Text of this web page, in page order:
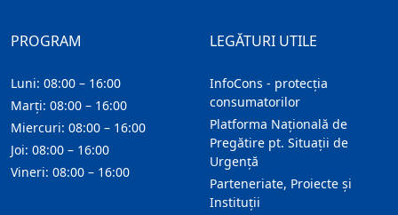
LEGĂTURI UTILE
InfoCons - protecția
consumatorilor
Platforma Națională de
Pregătire pt. Situații de
Urgență
Parteneriate, Proiecte și
Instituții
PROGRAM
Luni: 08:00 – 16:00
Marți: 08:00 – 16:00
Miercuri: 08:00 – 16:00
Joi: 08:00 – 16:00
Vineri: 08:00 – 16:00